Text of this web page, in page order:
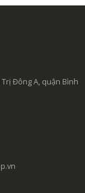
Đông A, quận Bình